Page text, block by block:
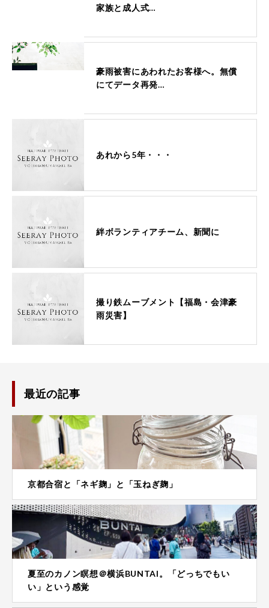
家族と成人式…
豪雨被害にあわれたお客様へ。無償
にてデータ再発…
あれから5年・・・
絆ボランティアチーム、新聞に
撮り鉄ムーブメント【福島・会津豪
雨災害】
最近の記事
京都合宿と「ネギ麹」と「玉ねぎ麹」
夏至のカノン瞑想＠横浜BUNTAI。「どっちでもい
い」という感覚